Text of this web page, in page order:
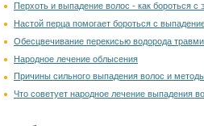
Перхоть и выпадение волос - как бороться
Настой перца помогает бороться с
Обесцвечивание перекисью водорода
Народное лечение облысения
Причины сильного выпадения волос и
Что советует народное лечение выпадения